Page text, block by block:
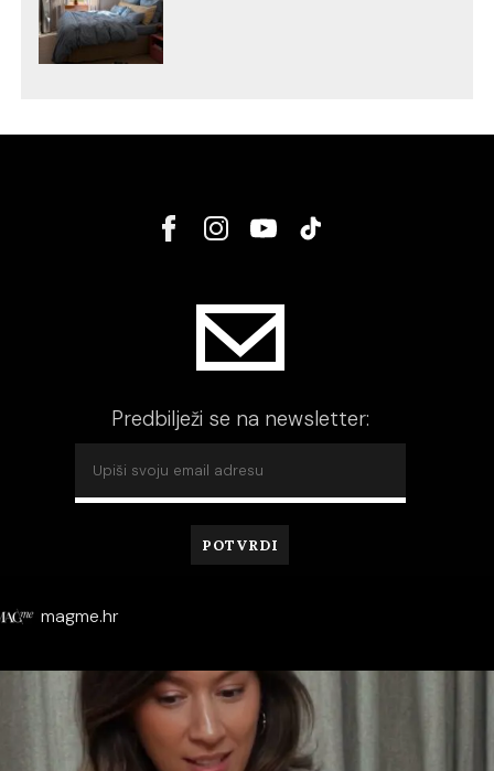
Predbilježi se na newsletter:
magme.hr